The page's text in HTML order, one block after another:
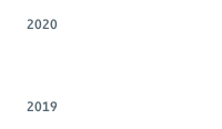
2020
2019